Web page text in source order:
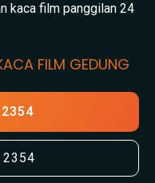
kaca film panggilan 24
FILM GEDUNG